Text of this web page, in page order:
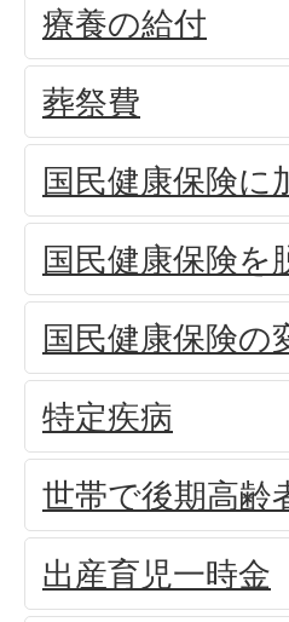
療養の給付
葬祭費
国民健康保険に
国民健康保険を
国民健康保険の
特定疾病
世帯で後期高齢
出産育児一時金